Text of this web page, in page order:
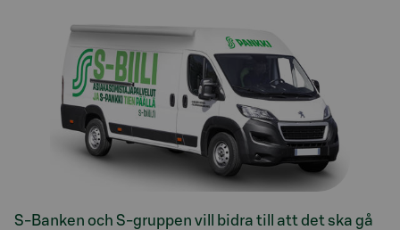
S-Banken och S-gruppen vill bidra till att det ska gå